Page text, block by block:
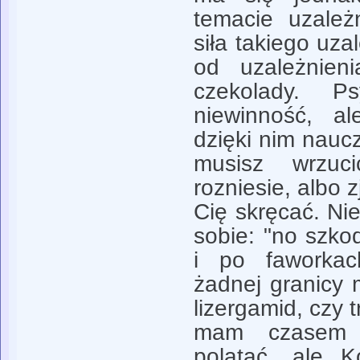
temacie
siła takiego
od
czekolady.
niewinność,
dzięki nim
musisz
rozniesie, albo
Cię skręcać.
sobie: "no
i po
żadnej granicy
lizergamid, czy
mam